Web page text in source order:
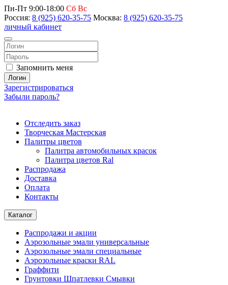
Пн-Пт 9:00-18:00 Сб Вс
Россия: 8 (925) 620-35-75 Москва: 8 (925) 620-35-75
личный кабинет
Запомнить меня
Логин
Зарегистрироваться
Забыли пароль?
Отследить заказ
Творческая Мастерская
Палитры цветов
Палитра автомобильных красок
Палитра цветов Ral
Распродажа
Доставка
Оплата
Контакты
Каталог
Распродажи и акции
Аэрозольные эмали универсальные
Аэрозольные эмали специальные
Аэрозольные краски RAL
Граффити
Грунтовки Шпатлевки Смывки